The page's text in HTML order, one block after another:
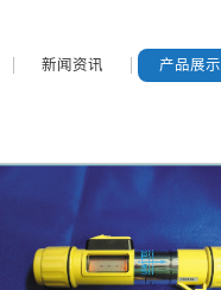
新闻资讯 产品展示